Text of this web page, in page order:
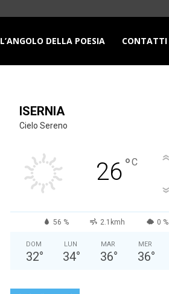
L’ANGOLO DELLA POESIA CONTATTI
ISERNIA
Cielo Sereno
26°C
56 % 2.1kmh 0 %
DOM
32°
LUN
34°
MAR
36°
MER
36°